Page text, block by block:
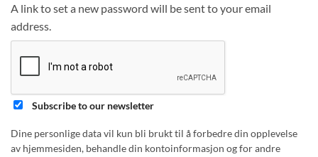
A link to set a new password will be sent to your email
address.
Subscribe to our newsletter
Dine personlige data vil kun bli brukt til å forbedre din opplevelse
av hjemmesiden, behandle din kontoinformasjon og for andre